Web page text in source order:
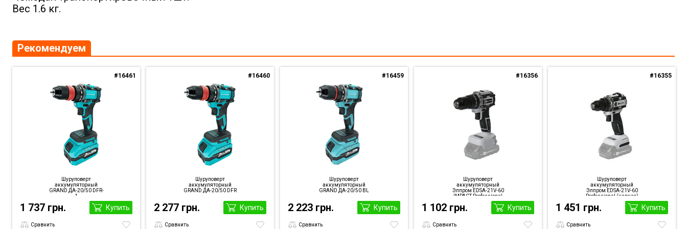
Вес 1.6 кг.
Рекомендуем
#16461
Шуруповерт
аккумуляторный
GRAND ДА-20/50 DFR-
1
1 737 грн. Купить
Сравнить
#16460
Шуруповерт
аккумуляторный
GRAND ДА-20/50 DFR
2 277 грн. Купить
Сравнить
#16459
Шуруповерт
аккумуляторный
GRAND ДА-20/50 BL
2 223 грн. Купить
Сравнить
#16356
Шуруповерт
аккумуляторный
Элпром EDSA-21V-60
IMPACT Professional
1 102 грн. Купить
Сравнить
#16355
Шуруповерт
аккумуляторный
Элпром EDSA-21V-60
Professional (каркас)
1 451 грн. Купить
Сравнить